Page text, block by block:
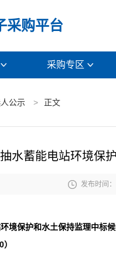
采购平台
 采购专区 
公示 > 正文
水蓄能电站环境保
 发布时间
境保护和水土保持监理中标